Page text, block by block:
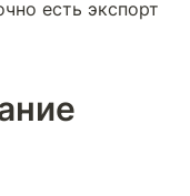
есть экспорт